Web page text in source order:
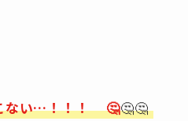
ない…！！！🤔🤔🤔